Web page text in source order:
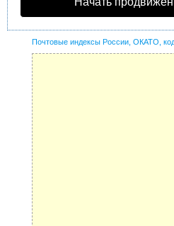
Почтовые индексы России, ОКАТО,